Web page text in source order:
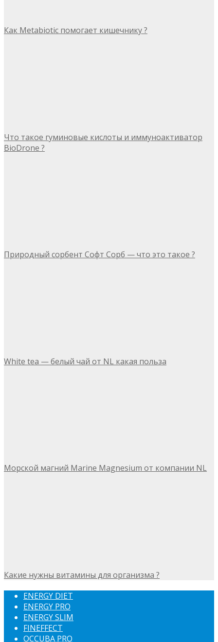
Как Metabiotic помогает кишечнику ?
Что такое гуминовые кислоты и иммуноактиватор
BioDrone ?
Природный сорбент Софт Сорб — что это такое ?
White tea — белый чай от NL какая польза
Морской магний Marine Magnesium от компании NL
Какие нужны витамины для организма ?
ENERGY DIET
ENERGY PRO
ENERGY SLIM
FINEFFECT
OCCUBA PRO